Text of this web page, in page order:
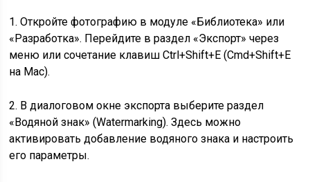
1. Откройте фотографию в модуле «Библиотека» или
«Разработка». Перейдите в раздел «Экспорт» через
меню или сочетание клавиш Ctrl+Shift+E (Cmd+Shift+E
на Mac).
2. В диалоговом окне экспорта выберите раздел
«Водяной знак» (Watermarking). Здесь можно
активировать добавление водяного знака и настроить
его параметры.